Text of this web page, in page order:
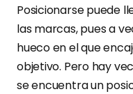
Posicionarse puede
las marcas, pues a
hueco en el que
objetivo. Pero hay
se encuentra un